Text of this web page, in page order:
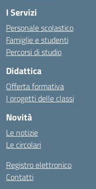
I Servizi
Personale scolastico
Famiglie e studenti
Percorsi di studio
Didattica
Offerta formativa
I progetti delle classi
Novità
Le notizie
Le circolari
Registro elettronico
Contatti